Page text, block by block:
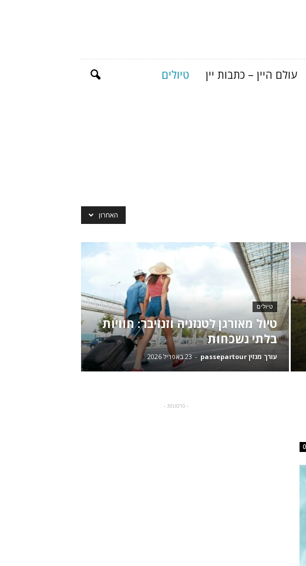
עולם היין – כתבות יין טיולים
האחרון
טיולים
טיול מאורגן לטנזניה וזנזיבר: חוויות
בלתי נשכחות
עורך מגזין passepartour - 23 באפריל 2026
0
- פרסומת -